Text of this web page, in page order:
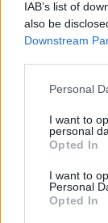
IAB’s list of
also be
Downstream
Personal
I want to
personal
Opted In
I want to
Personal
Opted In